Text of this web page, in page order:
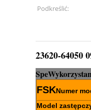
Podkreślić:
23620-64050
Spe
FSKNumer
Model